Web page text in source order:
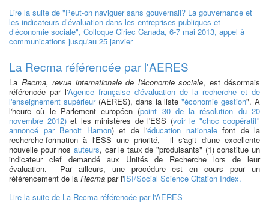
Lire la suite de "Peut-on naviguer sans gouvernail? La gouvernance et
les indicateurs d’évaluation dans les entreprises publiques et
d’économie sociale", Colloque Ciriec Canada, 6-7 mai 2013, appel à
communications jusqu'au 25 janvier
La Recma référencée par l'AERES
La Recma, revue internationale de l'économie sociale, est désormais
référencée par l'Agence française d'évaluation de la recherche et de
l'enseignement supérieur (AERES), dans la liste"économie gestion". A
l'heure où le Parlement européen (point 30 de la résolution du 20
novembre 2012)et les ministères de l'ESS (voir le "choc coopératif"
annoncé par Benoit Hamon) et de l'éducation nationalefont de la
recherche-formation à l'ESS une priorité, il s'agit d'une excellente
nouvelle pour nos auteurs, car le taux de "produisants" (1) constitue un
indicateur clef demandé aux Unités de Recherche lors de leur
évaluation. Par ailleurs, une procédure est en cours pour un
référencement de la Recma par l'ISI/Social Science Citation Index.
Lire la suite de La Recma référencée par l'AERES